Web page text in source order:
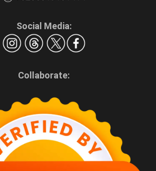
Social Media:
Collaborate: